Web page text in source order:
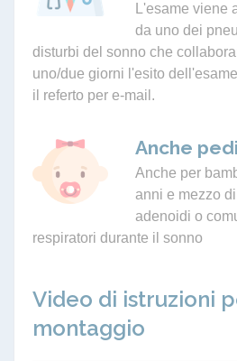
L'esame viene
da uno dei
disturbi del sonno che
uno/due giorni l'esito
il referto per e-mail.
Anche
Anche per
anni e mezzo
adenoidi o
respiratori durante il sonno
Video di istruzioni
montaggio